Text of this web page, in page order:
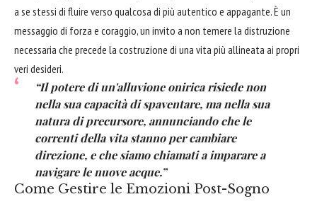
a se stessi di fluire verso qualcosa di più autentico e appagante. È un
messaggio di forza e coraggio, un invito a non temere la distruzione
necessaria che precede la costruzione di una vita più allineata ai propri
veri desideri.
“Il potere di un'alluvione onirica risiede non
nella sua capacità di spaventare, ma nella sua
natura di precursore, annunciando che le
correnti della vita stanno per cambiare
direzione, e che siamo chiamati a imparare a
navigare le nuove acque.”
Come Gestire le Emozioni Post-Sogno